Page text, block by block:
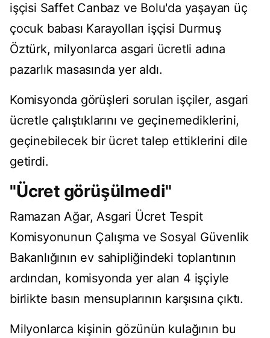
işçisi Saffet Canbaz ve Bolu'da yaşayan üç
çocuk babası Karayolları işçisi Durmuş
Öztürk, milyonlarca asgari ücretli adına
pazarlık masasında yer aldı.
Komisyonda görüşleri sorulan işçiler, asgari
ücretle çalıştıklarını ve geçinemediklerini,
geçinebilecek bir ücret talep ettiklerini dile
getirdi.
"Ücret görüşülmedi"
Ramazan Ağar, Asgari Ücret Tespit
Komisyonunun Çalışma ve Sosyal Güvenlik
Bakanlığının ev sahipliğindeki toplantının
ardından, komisyonda yer alan 4 işçiyle
birlikte basın mensuplarının karşısına çıktı.
Milyonlarca kişinin gözünün kulağının bu